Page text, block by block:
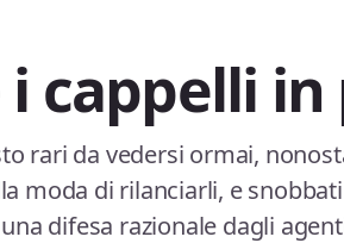
cappelli in
rari da vedersi ormai,
moda di rilanciarli, e
difesa razionale dagli